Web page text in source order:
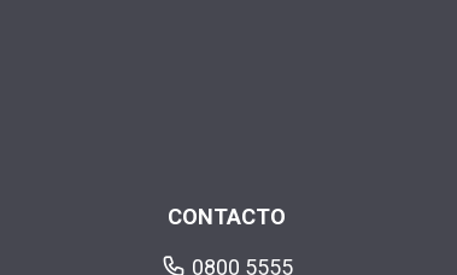
CONTACTO
0800 5555